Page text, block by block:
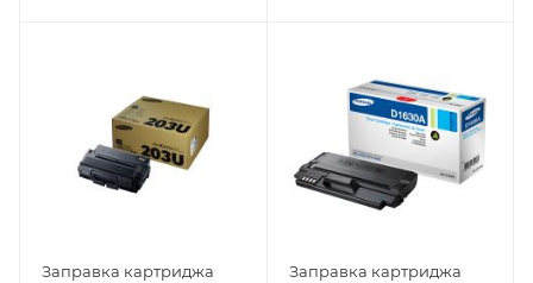
Заправка картриджа
Заправка картриджа